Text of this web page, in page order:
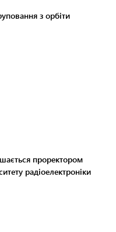
з орбіти
проректором
радіоелектроніки